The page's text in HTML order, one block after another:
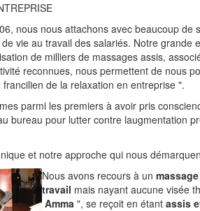
nous nous attachons avec beaucoup de
vie au travail des salariés. Notre grande
de milliers de massages assis,
reconnues, nous permettent de nous
francilien de la relaxation en entreprise ".
parmi les premiers à avoir pris
bureau pour lutter contre laugmentation
et notre approche qui nous
Nous avons recours à un
travail mais nayant aucune visée
Amma ", se reçoit en étant assis